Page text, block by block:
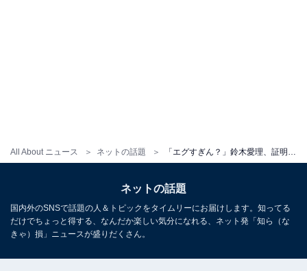
All About ニュース ネットの話題
ネットの話題
国内外のSNSで話題の人＆トピックをタイムリーにお届けします。知ってる
だけでちょっと得する、なんだか楽しい気分になれる、ネット発「知ら（な
きゃ）損」ニュースが盛りだくさん。